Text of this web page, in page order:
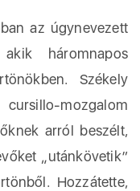
az úgynevezett
háromnapos
Székely
mozgalom
arról beszélt,
„utánkövetik”
Hozzátette,